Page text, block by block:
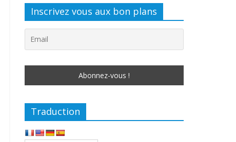
Inscrivez vous aux bon plans
Traduction